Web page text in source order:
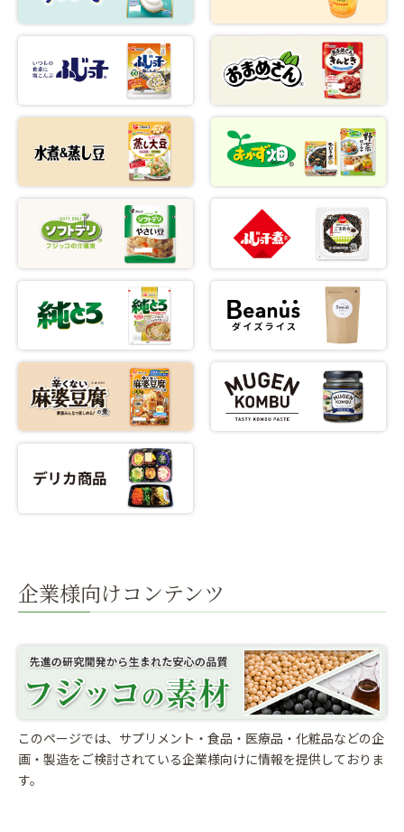
企業様向けコンテンツ
このページでは、サプリメント・食品・医療品・化粧品などの企
画・製造をご検討されている企業様向けに情報を提供しておりま
す。